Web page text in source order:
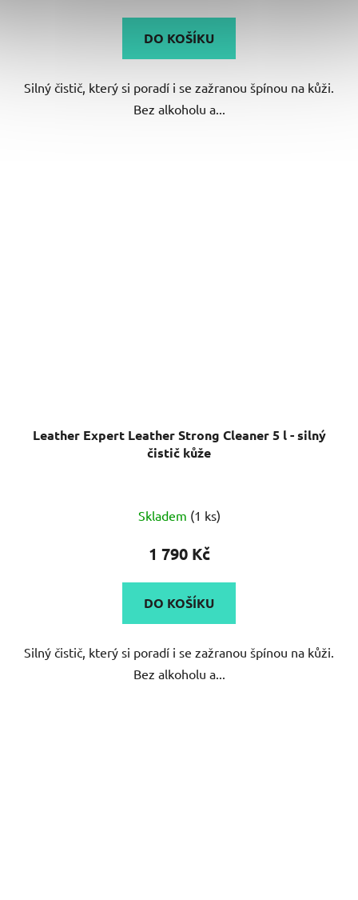
DO KOŠÍKU
Silný čistič, který si poradí i se zažranou špínou na kůži.
Bez alkoholu a...
Leather Expert Leather Strong Cleaner 5 l - silný
čistič kůže
Skladem (1 ks)
1 790 Kč
DO KOŠÍKU
Silný čistič, který si poradí i se zažranou špínou na kůži.
Bez alkoholu a...